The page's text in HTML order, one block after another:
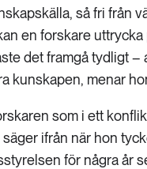
så fri från
en forskare
det framgå tydligt –
kunskapen, menar
som i ett
ifrån när hon
för några år